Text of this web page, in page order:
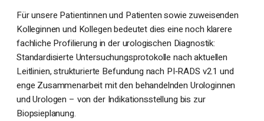
Für unsere Patientinnen und Patienten sowie zuweisenden
Kolleginnen und Kollegen bedeutet dies eine noch klarere
fachliche Profilierung in der urologischen Diagnostik:
Standardisierte Untersuchungsprotokolle nach aktuellen
Leitlinien, strukturierte Befundung nach PI‑RADS v2.1 und
enge Zusammenarbeit mit den behandelnden Urologinnen
und Urologen – von der Indikationsstellung bis zur
Biopsieplanung.